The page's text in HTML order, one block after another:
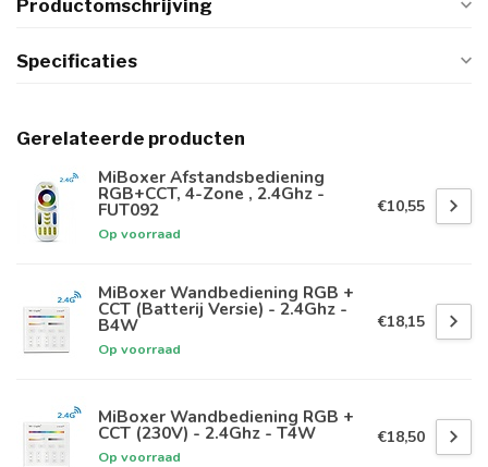
Productomschrijving
Specificaties
Gerelateerde producten
MiBoxer Afstandsbediening
RGB+CCT, 4-Zone , 2.4Ghz -
FUT092
Op voorraad
€10,55
MiBoxer Wandbediening RGB +
CCT (Batterij Versie) - 2.4Ghz -
B4W
Op voorraad
€18,15
MiBoxer Wandbediening RGB +
CCT (230V) - 2.4Ghz - T4W
Op voorraad
€18,50